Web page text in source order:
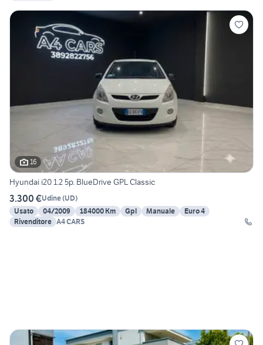
16
Hyundai i20 1.2 5p. BlueDrive GPL Classic
3.300 €Udine(UD)
Usato
04/2009 184000 Km Gpl Manuale
Euro 4
Rivenditore A4 CARS